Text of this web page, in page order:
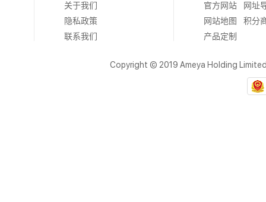
关于我们
隐私政策
联系我们
官方网站
网址
网站地图
积分
产品定制
Copyright © 2019 Ameya Holding